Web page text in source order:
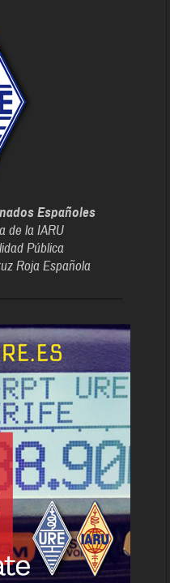
Españoles
de la IARU
Pública
Roja Española